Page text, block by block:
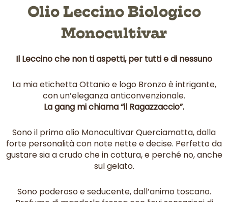
Olio Leccino Biologico
Monocultivar
Il Leccino che non ti aspetti, per tutti e di nessuno
La mia etichetta Ottanio e logo Bronzo è intrigante,
con un’eleganza anticonvenzionale.
La gang mi chiama “il Ragazzaccio”.
Sono il primo olio Monocultivar Querciamatta, dalla
forte personalità con note nette e decise. Perfetto da
gustare sia a crudo che in cottura, e perché no, anche
sul gelato.
Sono poderoso e seducente, dall’animo toscano.